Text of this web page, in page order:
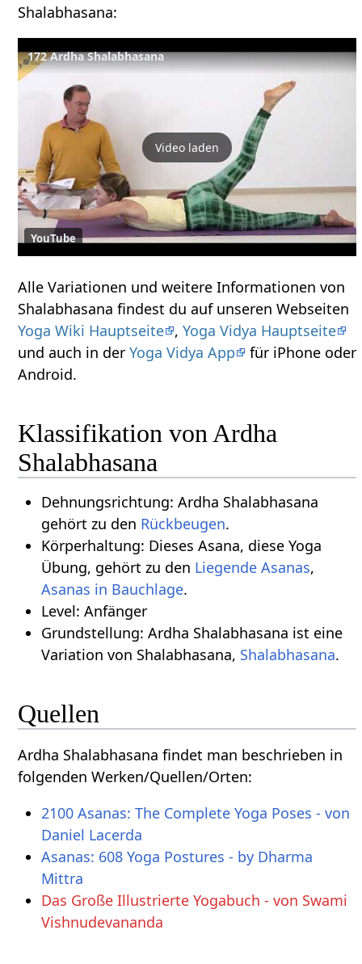
Shalabhasana:
172 Ardha Shalabhasana
Video laden
YouTube
Alle Variationen und weitere Informationen von
Shalabhasana findest du auf unseren Webseiten
Yoga Wiki Hauptseite ,Yoga Vidya Hauptseite
und auch in derYoga Vidya App
für iPhone oder
Android.
Klassifikation von Ardha
Shalabhasana
Dehnungsrichtung: Ardha Shalabhasana
gehört zu den Rückbeugen.
Körperhaltung: Dieses Asana, diese Yoga
Übung, gehört zu den Liegende Asanas,
Asanas in Bauchlage.
Level: Anfänger
Grundstellung: Ardha Shalabhasana ist eine
Variation von Shalabhasana, Shalabhasana.
Quellen
Ardha Shalabhasana findet man beschrieben in
folgenden Werken/Quellen/Orten:
2100 Asanas: The Complete Yoga Poses - von
Daniel Lacerda
Asanas: 608 Yoga Postures - by Dharma
Mittra
Das Große Illustrierte Yogabuch - von Swami
Vishnudevananda